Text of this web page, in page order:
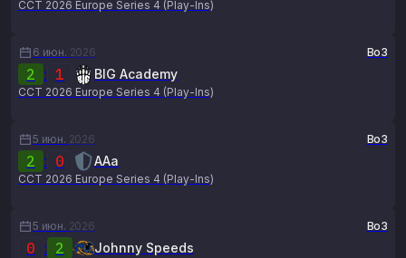
CCT 2026 Europe Series 4 (Play-Ins)
6 июн. 2026 Bo3
2 : 1 BIG Academy
CCT 2026 Europe Series 4 (Play-Ins)
5 июн. 2026 Bo3
2 : 0 AAa
CCT 2026 Europe Series 4 (Play-Ins)
5 июн. 2026 Bo3
0 : 2 Johnny Speeds